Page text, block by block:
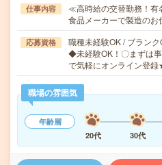
仕事内容
≪高時給の交替勤務！有
食品メーカーで製造の
応募資格
職種未経験OK / ブラン
◆未経験OK！〇まずは
で気軽にオンライン登
職場の雰囲気
年齢層
20代
30代